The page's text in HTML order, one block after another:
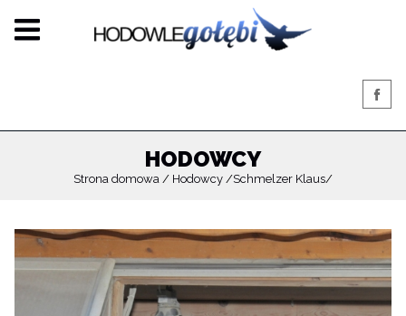
HODOWCY
Strona domowa Hodowcy Schmelzer Klaus